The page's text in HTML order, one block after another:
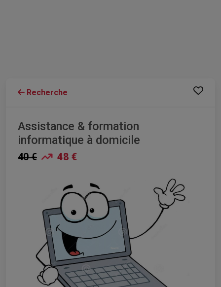
Recherche
Assistance & formation
informatique à domicile
40 € 48 €